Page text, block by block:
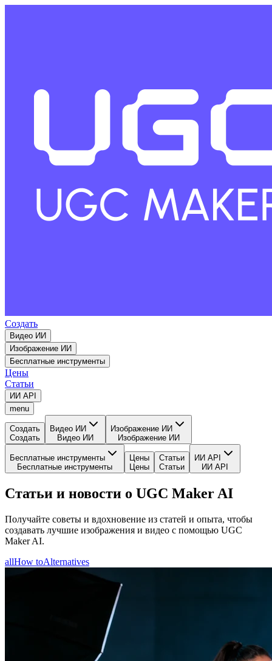
Создать
Видео ИИ
Изображение ИИ
Бесплатные инструменты
Цены
Статьи
ИИ API
menu
Создать
Создать
Видео ИИ
Видео ИИ
Изображение ИИ
Изображение ИИ
Бесплатные инструменты
Бесплатные инструменты
Цены
Цены
Статьи
Статьи
ИИ API
ИИ API
Статьи и новости о UGC Maker AI
Получайте советы и вдохновение из статей и опыта, чтобы
создавать лучшие изображения и видео с помощью UGC
Maker AI.
allHow toAlternatives